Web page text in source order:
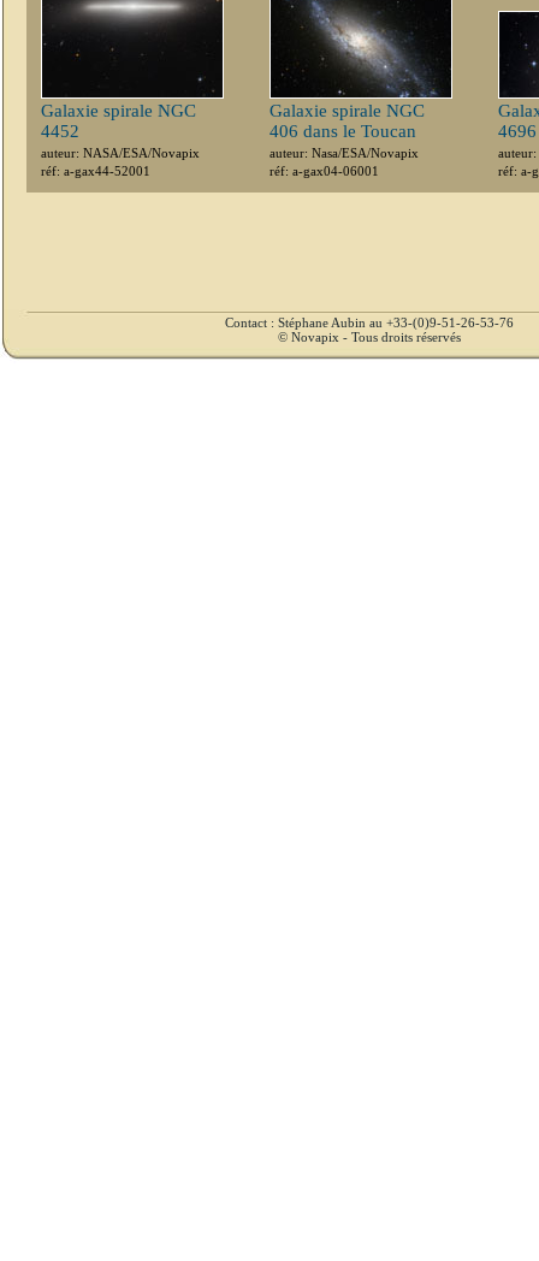
Galaxie spirale NGC
4452
auteur: NASA/ESA/Novapix
réf: a-gax44-52001
Galaxie spirale NGC
406 dans le Toucan
auteur: Nasa/ESA/Novapix
réf: a-gax04-06001
4696
réf: a-
Contact : Stéphane Aubin au +33-(0)9-51-26-53-76
© Novapix - Tous droits réservés